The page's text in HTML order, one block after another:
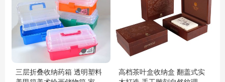
三层折叠收纳药箱 透明塑料
高档茶叶盒收纳盒 翻盖式实